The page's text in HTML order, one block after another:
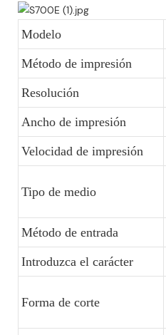
Modelo
Método de impresión
Resolución
Ancho de impresión
Velocidad de impresión
Tipo de medio
Método de entrada
Introduzca el carácter
Forma de corte